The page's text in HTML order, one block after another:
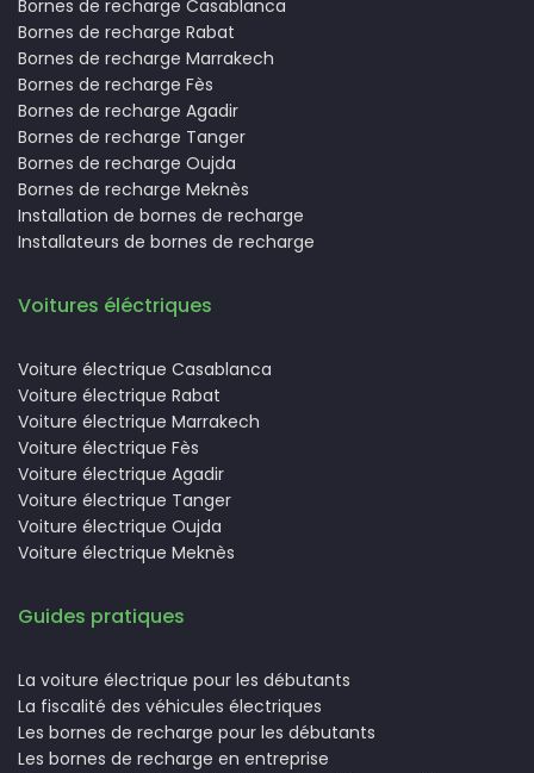
Bornes de recharge Casablanca
Bornes de recharge Rabat
Bornes de recharge Marrakech
Bornes de recharge Fès
Bornes de recharge Agadir
Bornes de recharge Tanger
Bornes de recharge Oujda
Bornes de recharge Meknès
Installation de bornes de recharge
Installateurs de bornes de recharge
Voitures éléctriques
Voiture électrique Casablanca
Voiture électrique Rabat
Voiture électrique Marrakech
Voiture électrique Fès
Voiture électrique Agadir
Voiture électrique Tanger
Voiture électrique Oujda
Voiture électrique Meknès
Guides pratiques
La voiture électrique pour les débutants
La fiscalité des véhicules électriques
Les bornes de recharge pour les débutants
Les bornes de recharge en entreprise